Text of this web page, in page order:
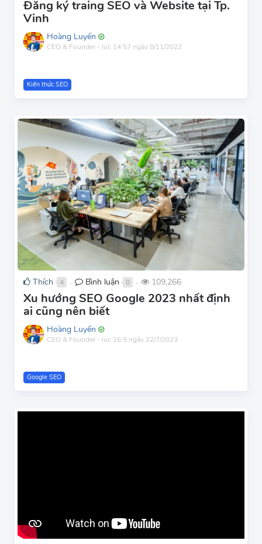
Đăng ký traing SEO và Website tại Tp.
Vinh
Hoàng Luyến
CEO & Founder - lúc 14:57 ngày 8/11/2022
Kiến thức SEO
Thích 4 ● Bình luận 0 ● 109,266
Xu hướng SEO Google 2023 nhất định
ai cũng nên biết
Hoàng Luyến
CEO & Founder - lúc 16:9 ngày 22/7/2023
Google SEO